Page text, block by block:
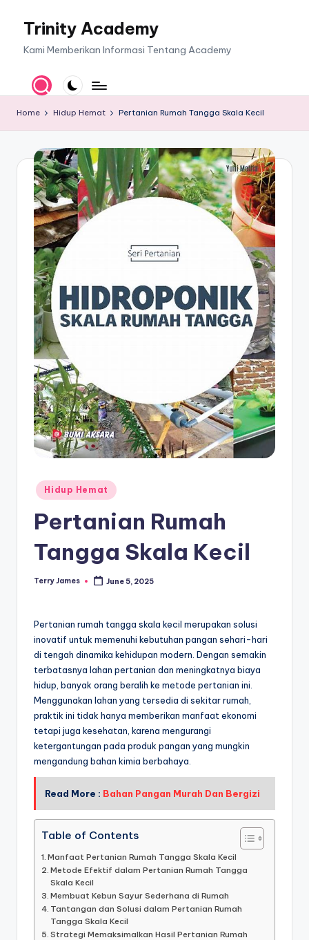
Trinity Academy
Kami Memberikan Informasi Tentang Academy
Home Hidup Hemat Pertanian Rumah Tangga Skala Kecil
Posted
in
Hidup Hemat
Pertanian Rumah
Tangga Skala Kecil
Posted
Terry James June 5, 2025
Pertanian rumah tangga skala kecil merupakan solusi
inovatif untuk memenuhi kebutuhan pangan sehari-hari
di tengah dinamika kehidupan modern. Dengan semakin
terbatasnya lahan pertanian dan meningkatnya biaya
hidup, banyak orang beralih ke metode pertanian ini.
Menggunakan lahan yang tersedia di sekitar rumah,
praktik ini tidak hanya memberikan manfaat ekonomi
tetapi juga kesehatan, karena mengurangi
ketergantungan pada produk pangan yang mungkin
mengandung bahan kimia berbahaya.
Read More : Bahan Pangan Murah Dan Bergizi
Table of Contents
Manfaat Pertanian Rumah Tangga Skala Kecil
Metode Efektif dalam Pertanian Rumah Tangga
Skala Kecil
Membuat Kebun Sayur Sederhana di Rumah
Tantangan dan Solusi dalam Pertanian Rumah
Tangga Skala Kecil
Strategi Memaksimalkan Hasil Pertanian Rumah